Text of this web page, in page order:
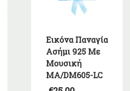
Εικόνα Παναγία
Ασήμι 925 Με
Μουσική
MA/DM605-LC